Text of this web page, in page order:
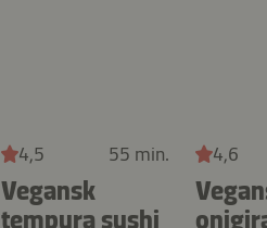
4,5 55 min.
Vegansk
tempura sushi
4,6